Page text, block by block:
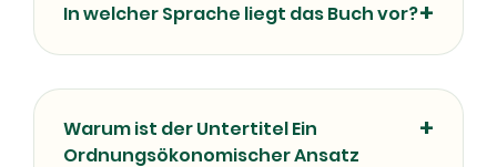
In welcher Sprache liegt das Buch vor?
Warum ist der Untertitel Ein
Ordnungsökonomischer Ansatz